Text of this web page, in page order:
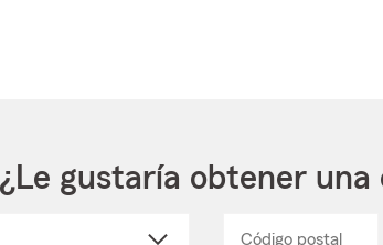
¿Le gustaría obtener una
Código postal